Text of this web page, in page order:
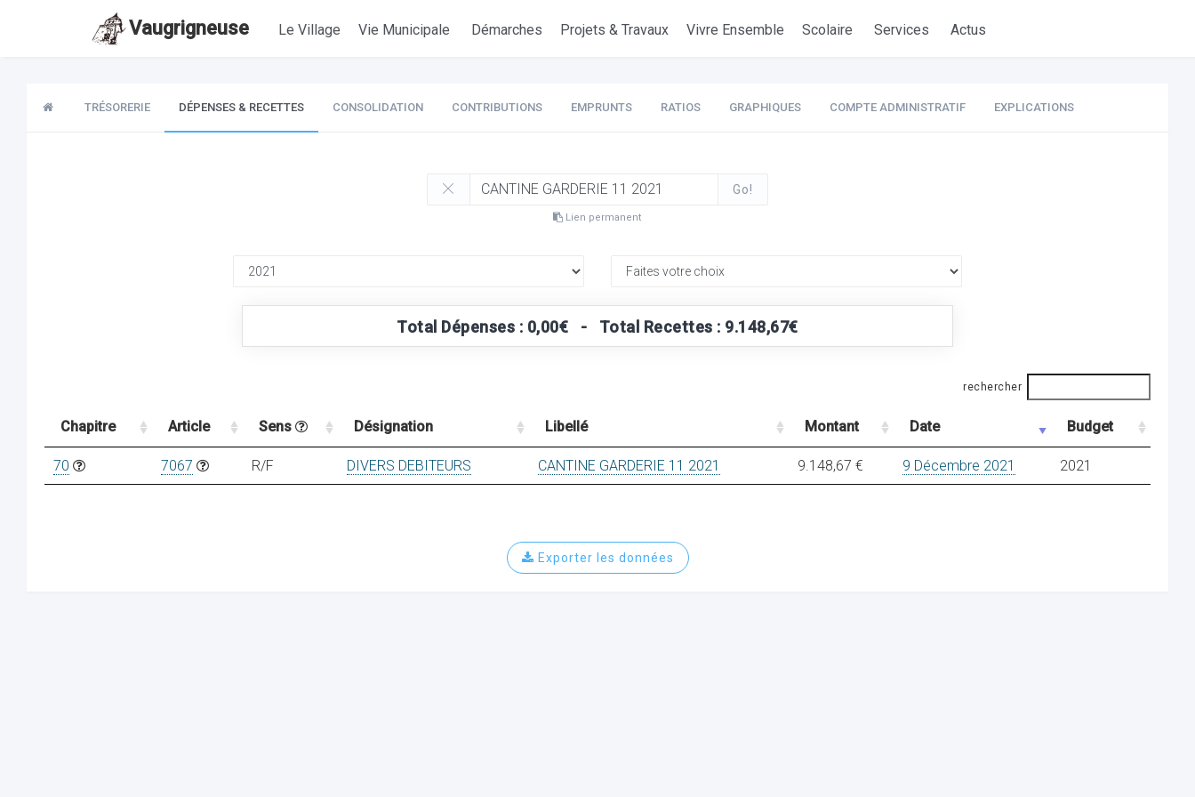
Vaugrigneuse Le Village Vie Municipale Démarches Projets & Travaux Vivre Ensemble Scolaire Services Actus
TRÉSORERIE DÉPENSES & RECETTES CONSOLIDATION CONTRIBUTIONS EMPRUNTS RATIOS GRAPHIQUES COMPTE ADMINISTRATIF EXPLICATIONS
Go!
Lien permanent
Total Dépenses : 0,00€ - Total Recettes : 9.148,67€
rechercher
Chapitre Article Sens Désignation Libellé Montant Date Budget
70 7067 R/F DIVERS DEBITEURS CANTINE GARDERIE 11 2021 9.148,67 € 9 Décembre 2021 2021
Exporter les données